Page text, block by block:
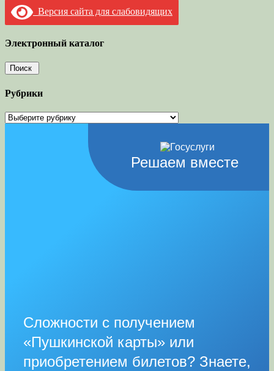
Версия сайта для слабовидящих
Электронный каталог
Рубрики
Рубрики
Решаем вместе
Сложности с получением
«Пушкинской карты» или
приобретением билетов? Знаете,